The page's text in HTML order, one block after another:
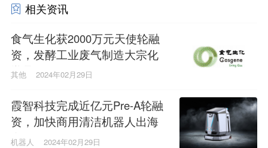
相关资讯
食气生化获2000万元天使轮融
资，发酵工业废气制造大宗化
学品
其他 2024年02月29日
霞智科技完成近亿元Pre-A轮融
资，加快商用清洁机器人出海
布局
机器人 2024年02月29日